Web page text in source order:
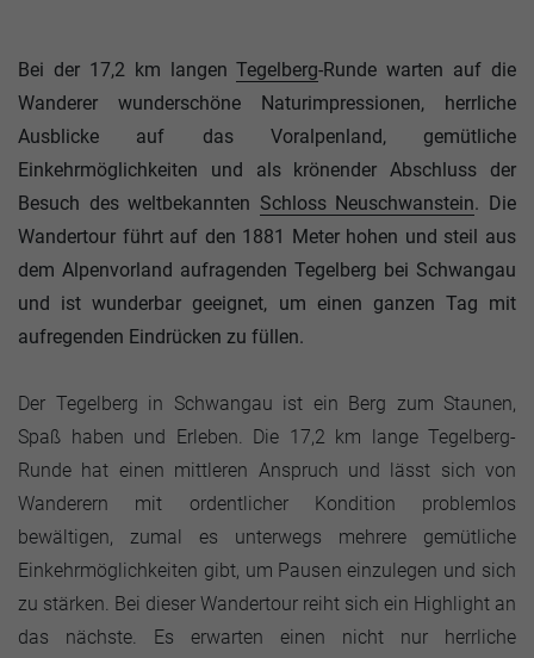
Bei der 17,2 km langenTegelberg-Runde warten auf die
Wanderer wunderschöne Naturimpressionen, herrliche
Ausblicke auf das Voralpenland, gemütliche
Einkehrmöglichkeiten und als krönender Abschluss der
Besuch des weltbekannten Schloss Neuschwanstein. Die
Wandertour führt auf den 1881 Meter hohen und steil aus
dem Alpenvorland aufragenden Tegelberg bei Schwangau
und ist wunderbar geeignet, um einen ganzen Tag mit
aufregenden Eindrücken zu füllen.
Der Tegelberg in Schwangau ist ein Berg zum Staunen,
Spaß haben und Erleben. Die 17,2 km lange Tegelberg-
Runde hat einen mittleren Anspruch und lässt sich von
Wanderern mit ordentlicher Kondition problemlos
bewältigen, zumal es unterwegs mehrere gemütliche
Einkehrmöglichkeiten gibt, um Pausen einzulegen und sich
zu stärken. Bei dieser Wandertour reiht sich ein Highlight an
das nächste. Es erwarten einen nicht nur herrliche